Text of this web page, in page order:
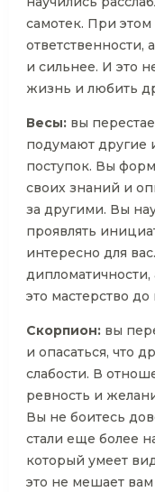
самотек. При этом
ответственности,
и сильнее. И это
жизнь и любить
Весы: вы
подумают другие
поступок. Вы
своих знаний и
за другими. Вы
проявлять
интересно для
это мастерство до
Скорпион: вы
и опасаться, что
слабости. В
ревность и
Вы не боитесь
стали еще более
который умеет
это не мешает